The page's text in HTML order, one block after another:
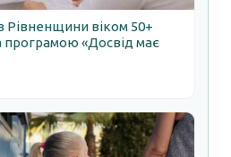
Рівненщини віком 50+
програмою «Досвід має